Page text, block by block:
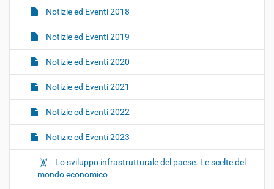
Notizie ed Eventi 2018
Notizie ed Eventi 2019
Notizie ed Eventi 2020
Notizie ed Eventi 2021
Notizie ed Eventi 2022
Notizie ed Eventi 2023
Lo sviluppo infrastrutturale del paese. Le scelte del
mondo economico